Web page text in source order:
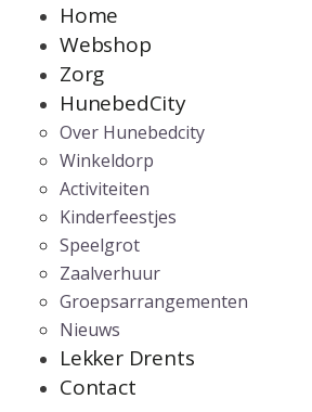
Home
Webshop
Zorg
HunebedCity
Over Hunebedcity
Winkeldorp
Activiteiten
Kinderfeestjes
Speelgrot
Zaalverhuur
Groepsarrangementen
Nieuws
Lekker Drents
Contact